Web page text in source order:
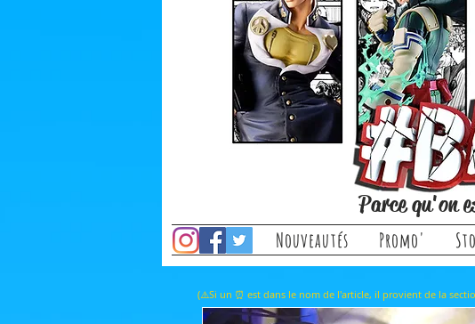
Parce qu'on
Nouveautés Promo'
(⚠️Si un ⏰ est dans le nom de l'article, il